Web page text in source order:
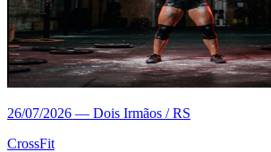
26/07/2026 — Dois Irmãos / RS
CrossFit